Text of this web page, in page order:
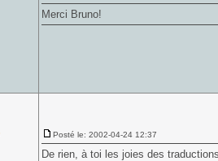
Merci Bruno!
Posté le: 2002-04-24 12:37
De rien, à toi les joies des